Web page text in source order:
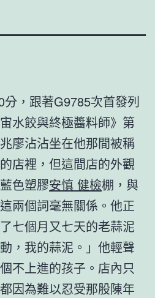
分，跟著G9785次首發列
水餃與終極醬料師》第
廖沾沾坐在他那間被稱
店裡，但這間店的外觀
色塑膠安慎 健檢棚，與
兩個詞毫無關係。他正
七個月又七天的老蒜泥
，我的蒜泥。」他輕聲
不上進的孩子。店內只
因為難以忍受那股陳年